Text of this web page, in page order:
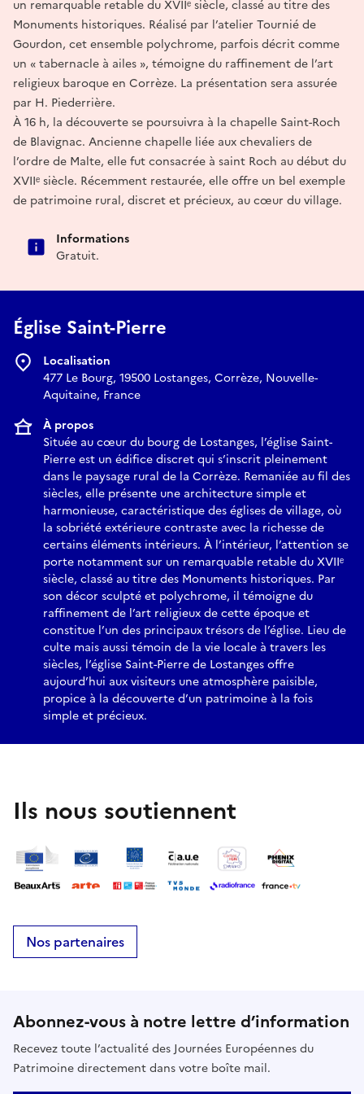
un remarquable retable du XVIIᵉ siècle, classé au titre des
Monuments historiques. Réalisé par l’atelier Tournié de
Gourdon, cet ensemble polychrome, parfois décrit comme
un « tabernacle à ailes », témoigne du raffinement de l’art
religieux baroque en Corrèze. La présentation sera assurée
par H. Piederrière.
À 16 h, la découverte se poursuivra à la chapelle Saint-Roch
de Blavignac. Ancienne chapelle liée aux chevaliers de
l’ordre de Malte, elle fut consacrée à saint Roch au début du
XVIIᵉ siècle. Récemment restaurée, elle offre un bel exemple
de patrimoine rural, discret et précieux, au cœur du village.
Informations
Gratuit.
Église Saint-Pierre
Localisation
477 Le Bourg, 19500 Lostanges, Corrèze, Nouvelle-
Aquitaine, France
À propos
Située au cœur du bourg de Lostanges, l’église Saint-
Pierre est un édifice discret qui s’inscrit pleinement
dans le paysage rural de la Corrèze. Remaniée au fil des
siècles, elle présente une architecture simple et
harmonieuse, caractéristique des églises de village, où
la sobriété extérieure contraste avec la richesse de
certains éléments intérieurs. À l’intérieur, l’attention se
porte notamment sur un remarquable retable du XVIIᵉ
siècle, classé au titre des Monuments historiques. Par
son décor sculpté et polychrome, il témoigne du
raffinement de l’art religieux de cette époque et
constitue l’un des principaux trésors de l’église. Lieu de
culte mais aussi témoin de la vie locale à travers les
siècles, l’église Saint-Pierre de Lostanges offre
aujourd’hui aux visiteurs une atmosphère paisible,
propice à la découverte d’un patrimoine à la fois
simple et précieux.
Ils nous soutiennent
Nos partenaires
Abonnez-vous à notre lettre d’information
Recevez toute l’actualité des Journées Européennes du
Patrimoine directement dans votre boîte mail.